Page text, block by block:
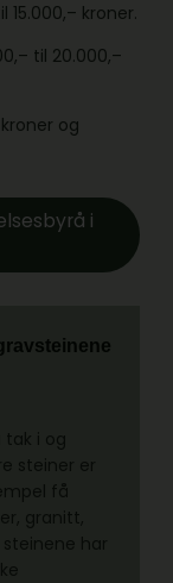
15.000,– kroner.
til 20.000,–
og
i